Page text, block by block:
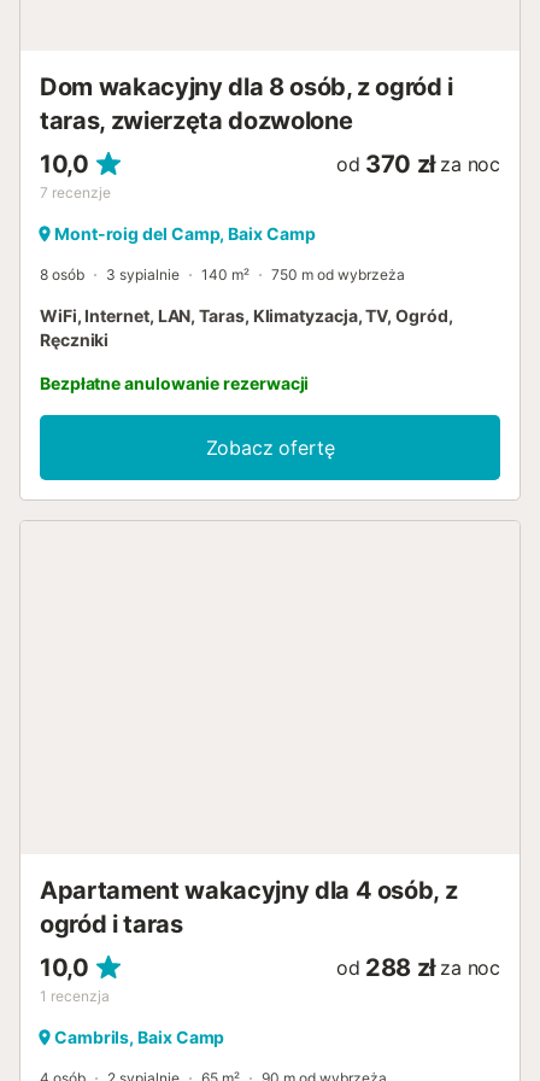
Dom wakacyjny dla 8 osób, z ogród i
taras, zwierzęta dozwolone
10,0
7 recenzje
od 370 zł za noc
Mont-roig del Camp, Baix Camp
8 osób 3 sypialnie 140 m² 750 m od wybrzeża
WiFi, Internet, LAN, Taras, Klimatyzacja, TV, Ogród,
Ręczniki
Bezpłatne anulowanie rezerwacji
Zobacz ofertę
Apartament wakacyjny dla 4 osób, z
ogród i taras
10,0
1 recenzja
od 288 zł za noc
Cambrils, Baix Camp
4 osób 2 sypialnie 65 m² 90 m od wybrzeża